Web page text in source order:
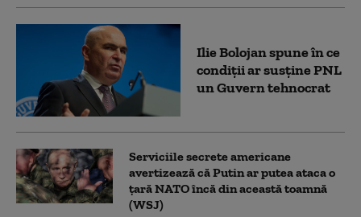
Ilie Bolojan spune în ce
condiții ar susține PNL
un Guvern tehnocrat
Serviciile secrete americane
avertizează că Putin ar putea ataca o
țară NATO încă din această toamnă
(WSJ)